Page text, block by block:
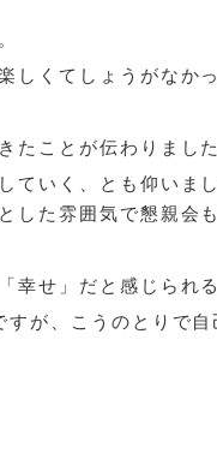
しくてしょうがなかっ
たことが伝わりました
ていく、とも仰いまし
した雰囲気で懇親会
幸せ」だと感じられ
が、こうのとりで